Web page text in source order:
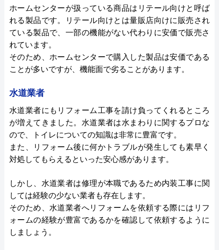
ホームセンターが扱っている商品はリテール向けと呼ば
れる製品です。リテール向けとは量販店向けに販売され
ている製品で、一部の機能がない代わりに安価で販売さ
れています。
そのため、ホームセンターで購入した製品は安価である
ことが多いですが、機能面で劣ることがあります。
水道業者
水道業者にもリフォーム工事を請け負ってくれるところ
が増えてきました。水道業者は水まわりに関するプロな
ので、トイレについての知識は非常に豊富です。
また、リフォーム後に何かトラブルが発生しても素早く
対処してもらえるといった安心感があります。
しかし、水道業者は修理が本職であるため内装工事に関
しては経験の少ない業者も存在します。
そのため、水道業者へリフォームを依頼する際にはリフ
ォームの経験が豊富であるかを確認して依頼するように
しましょう。